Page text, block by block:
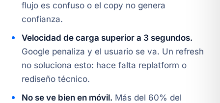
flujo es confuso o el copy no genera
confianza.
Velocidad de carga superior a 3 segundos.
Google penaliza y el usuario se va. Un refresh
no soluciona esto: hace falta replatform o
rediseño técnico.
No se ve bien en móvil. Más del 60% del